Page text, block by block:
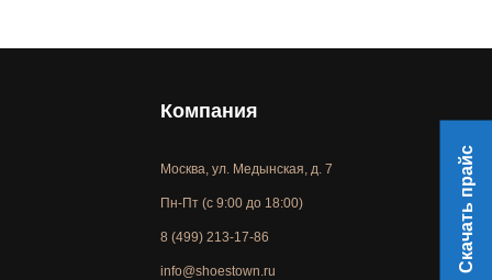
Компания
Москва, ул. Медынская, д. 7
Пн-Пт (с 9:00 до 18:00)
8 (499) 213-17-86
info@shoestown.ru Скачать прайс